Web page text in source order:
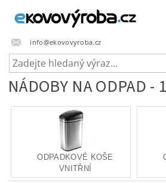
info@ekovovyroba.cz
NÁDOBY NA ODPAD -
ODPADKOVÉ KOŠE
VNITŘNÍ